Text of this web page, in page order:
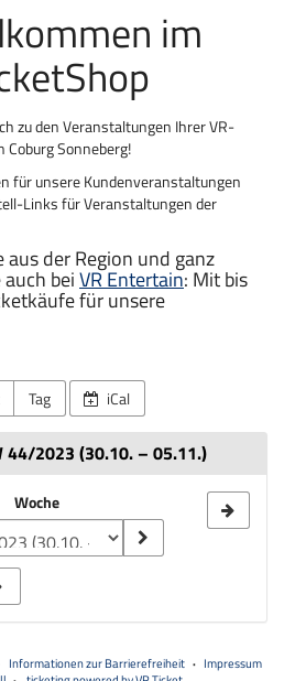
im
zu den Veranstaltungen Ihrer VR-
Coburg Sonneberg!
für unsere Kundenveranstaltungen
Links für Veranstaltungen der
der Region und ganz
beiVR Entertain: Mit bis
für unsere
Tag iCal
44/2023 (30.10. – 05.11.)
Woche
Informationen zur Barrierefreiheit
Impressum